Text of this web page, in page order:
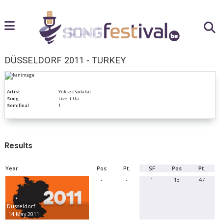
DÜSSELDORF 2011 - TURKEY
Artist
Yüksek Sadakat
Song
Live It Up
Semifinal
1
Results
Year Pos Pt. SF Pos Pt.
Düsseldorf
14 May 2011
- - 1 13 47